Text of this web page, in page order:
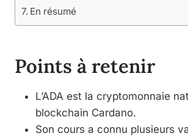
En résumé
Points à retenir
L’ADA est la cryptomonnaie
blockchain Cardano.
Son cours a connu plusieurs